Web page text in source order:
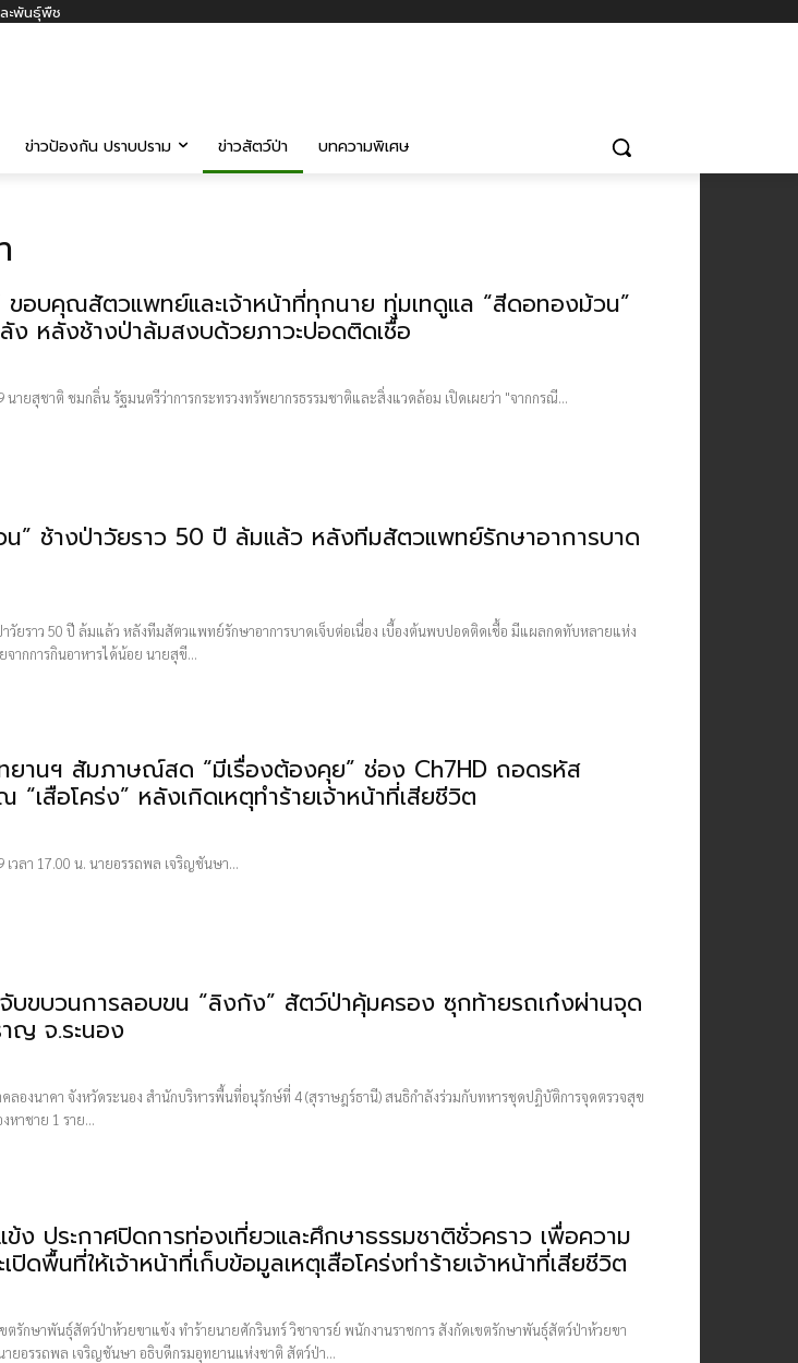
ะพันธุ์พืช
ข่าวป้องกัน ปราบปราม ข่าวสัตว์ป่า บทความพิเศษ
ขอบคุณสัตวแพทย์และเจ้าหน้าที่ทุกนาย ทุ่มเทดูแล “สีดอทองม้วน”
ง หลังช้างป่าล้มสงบด้วยภาวะปอดติดเชื้อ
นายสุชาติ ชมกลิ่น​ รัฐมนตรีว่าการกระทรวงทรัพยากรธรรมชาติและสิ่งแวดล้อม​ เปิดเผยว่า​ "จากกรณี...
” ช้างป่าวัยราว 50 ปี ล้มแล้ว หลังทีมสัตวแพทย์รักษาอาการบาด
าวัยราว 50 ปี ล้มแล้ว หลังทีมสัตวแพทย์รักษาอาการบาดเจ็บต่อเนื่อง เบื้องต้นพบปอดติดเชื้อ มีแผลกดทับหลายแห่ง
และร่างกายอ่อนเพลียจากการกินอาหารได้น้อย นายสุขี...
ยานฯ สัมภาษณ์สด “มีเรื่องต้องคุย” ช่อง Ch7HD ถอดรหัส
เสือโคร่ง” หลังเกิดเหตุทำร้ายเจ้าหน้าที่เสียชีวิต
เวลา 17.00 น. นายอรรถพล เจริญชันษา...
ขบวนการลอบขน “ลิงกัง” สัตว์ป่าคุ้มครอง ซุกท้ายรถเก๋งผ่านจุด
ญ จ.ระนอง
ลองนาคา จังหวัดระนอง สำนักบริหารพื้นที่อนุรักษ์ที่ 4 (สุราษฎร์ธานี) สนธิกำลังร่วมกับทหารชุดปฏิบัติการจุดตรวจสุข
าชาย 1 ราย...
ง ประกาศปิดการท่องเที่ยวและศึกษาธรรมชาติชั่วคราว เพื่อความ
ปิดพื้นที่ให้เจ้าหน้าที่เก็บข้อมูลเหตุเสือโคร่งทำร้ายเจ้าหน้าที่เสียชีวิต
ขตรักษาพันธุ์สัตว์ป่าห้วยขาแข้ง ทำร้ายนายศักรินทร์ วิชาจารย์ พนักงานราชการ สังกัดเขตรักษาพันธุ์สัตว์ป่าห้วยขา
ายอรรถพล เจริญชันษา อธิบดีกรมอุทยานแห่งชาติ สัตว์ป่า...